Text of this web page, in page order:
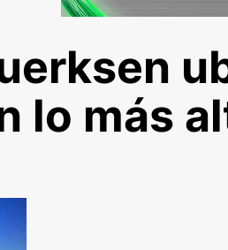
lo más